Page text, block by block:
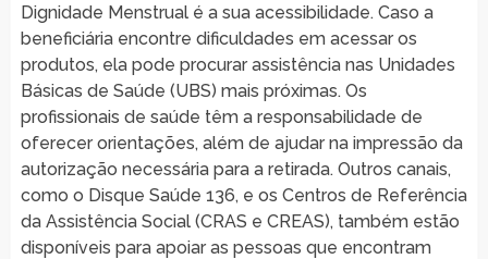
Dignidade Menstrual é a sua acessibilidade. Caso a
beneficiária encontre dificuldades em acessar os
produtos, ela pode procurar assistência nas Unidades
Básicas de Saúde (UBS) mais próximas. Os
profissionais de saúde têm a responsabilidade de
oferecer orientações, além de ajudar na impressão da
autorização necessária para a retirada. Outros canais,
como o Disque Saúde 136, e os Centros de Referência
da Assistência Social (CRAS e CREAS), também estão
disponíveis para apoiar as pessoas que encontram